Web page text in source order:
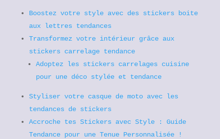
Boostez votre style avec des stickers boite
aux lettres tendances
Transformez votre intérieur grâce aux
stickers carrelage tendance
Adoptez les stickers carrelages cuisine
pour une déco stylée et tendance
Styliser votre casque de moto avec les
tendances de stickers
Accroche tes Stickers avec Style : Guide
Tendance pour une Tenue Personnalisée !